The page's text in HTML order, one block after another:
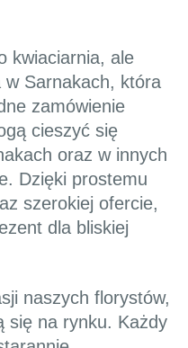
kwiaciarnia, ale
Sarnakach, która
zamówienie
cieszyć się
oraz w innych
Dzięki prostemu
szerokiej ofercie,
dla bliskiej
naszych florystów,
się na rynku. Każdy